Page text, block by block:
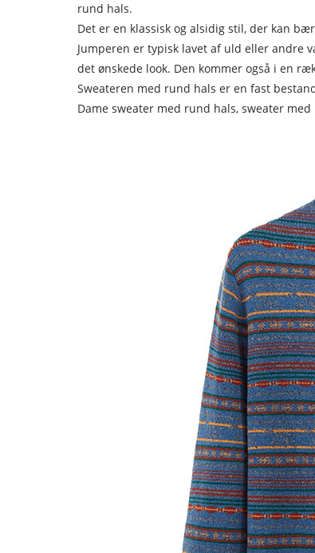
rund hals.
Det er en klassisk og alsidig stil, der kan
Jumperen er typisk lavet af uld eller andre
det ønskede look. Den kommer også i en
Sweateren med rund hals er en fast
Dame sweater med rund hals, sweater